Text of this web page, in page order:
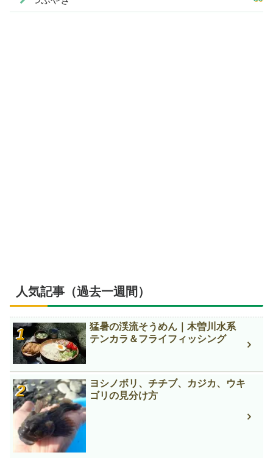
人気記事（過去一週間）
猛暑の渓流そうめん｜木曽川水系
テンカラ＆フライフィッシング
ヨシノボリ、チチブ、カジカ、ウキ
ゴリの見分け方